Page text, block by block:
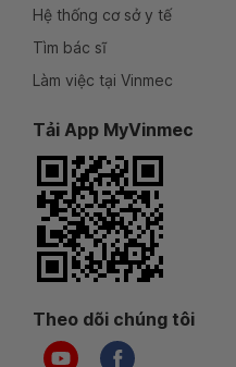
Hệ thống cơ sở y tế
Tìm bác sĩ
Làm việc tại Vinmec
Tải App MyVinmec
Theo dõi chúng tôi